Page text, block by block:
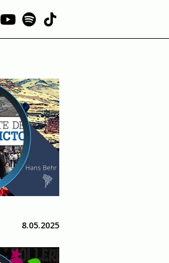
8.05.2025